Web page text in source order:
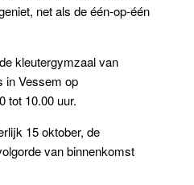
net als de één-op-één
kleutergymzaal van
in Vessem op
tot 10.00 uur.
15 oktober, de
van binnenkomst